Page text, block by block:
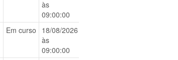
às
09:00:00
Em curso
18/08/2026
às
09:00:00